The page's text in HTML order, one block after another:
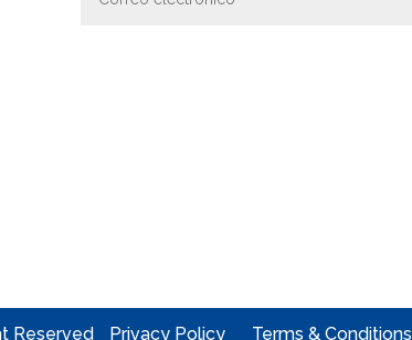
Reserved Privacy Policy Terms & Conditions